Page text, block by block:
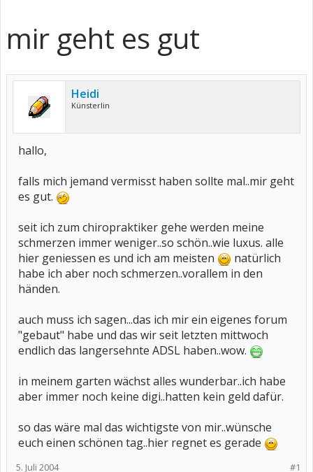
mir geht es gut
Heidi
Künsterlin
hallo,
falls mich jemand vermisst haben sollte mal..mir geht
es gut.
seit ich zum chiropraktiker gehe werden meine
schmerzen immer weniger..so schön..wie luxus. alle
hier geniessen es und ich am meisten
natürlich
habe ich aber noch schmerzen..vorallem in den
händen.
auch muss ich sagen...das ich mir ein eigenes forum
"gebaut" habe und das wir seit letzten mittwoch
endlich das langersehnte ADSL haben..wow.
in meinem garten wächst alles wunderbar..ich habe
aber immer noch keine digi..hatten kein geld dafür.
so das wäre mal das wichtigste von mir..wünsche
euch einen schönen tag..hier regnet es gerade
#1
5. Juli 2004